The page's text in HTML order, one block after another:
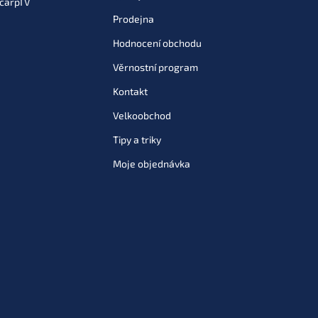
Prodejna
Hodnocení obchodu
Věrnostní program
Kontakt
Velkoobchod
Tipy a triky
Moje objednávka